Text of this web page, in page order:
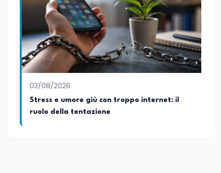
03/08/2026
Stress e umore giù con troppo internet: il
ruolo della tentazione